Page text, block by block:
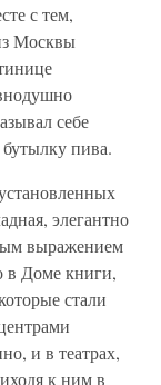
с тем,
Москвы
себе
пива.
элегантно
выражением
в Доме книги,
стали
и в театрах,
к ним в